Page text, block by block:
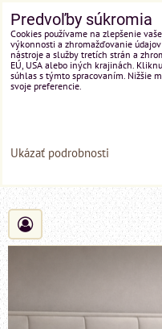
Predvoľby súkromia
Cookies používame na zlepšenie
výkonnosti a zhromažďovanie
nástroje a služby tretích strán a
EÚ, USA alebo iných krajinách.
súhlas s týmto spracovaním. Nižšie
svoje preferencie.
Ukázať podrobnosti